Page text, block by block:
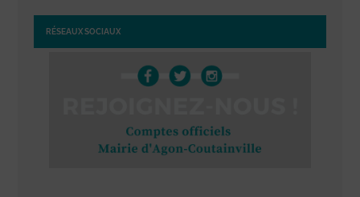
RÉSEAUX SOCIAUX